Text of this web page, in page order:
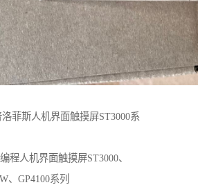
洛菲斯人机界面触摸屏ST3000系
程人机界面触摸屏ST3000、
、GP4100系列